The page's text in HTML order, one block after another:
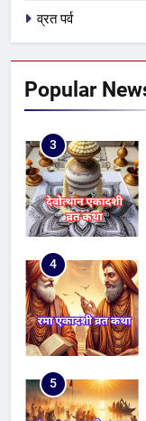
व्रत पर्व
Popular
2
3
4
5